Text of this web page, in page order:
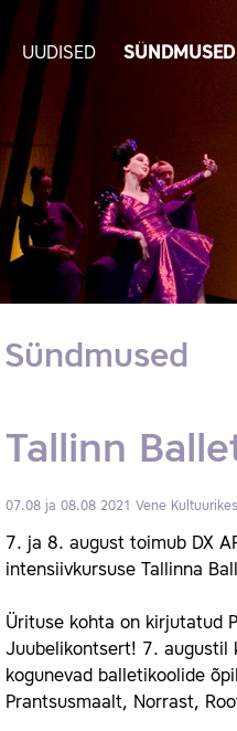
UUDISED SÜNDMUSED
Sündmused
Tallinn
07.08 ja 08.08 2021 Vene
7. ja 8. august toimub DX
intensiivkursuse Tallinna
Ürituse kohta on kirjutatud
Juubelikontsert! 7. augustil
kogunevad balletikoolide
Prantsusmaalt, Norrast,